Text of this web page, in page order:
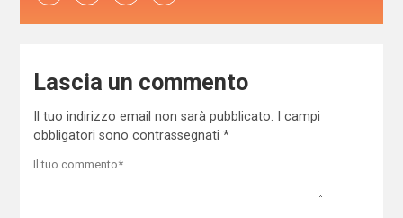
Lascia un commento
Il tuo indirizzo email non sarà pubblicato.
I campi
obbligatori sono contrassegnati *